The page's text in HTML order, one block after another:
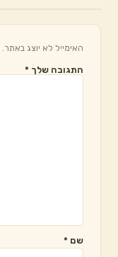
האימייל לא יוצג באתר.
התגובה שלך *
שם *